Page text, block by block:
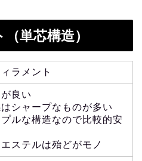
単芯構造）
ラメント
が良い
はシャープなものが多い
プルな構造なので比較的安
エステルは殆どがモノ